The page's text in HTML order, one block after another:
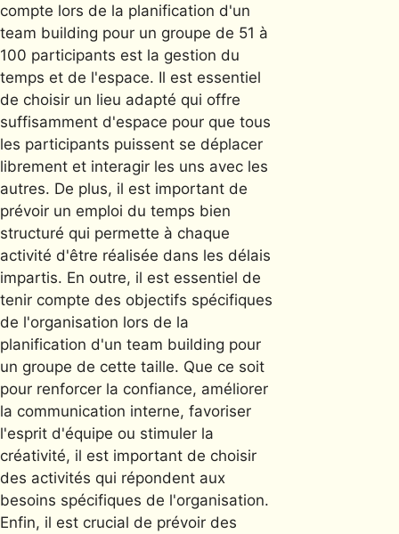
compte lors de la planification d'un
team building pour un groupe de 51 à
100 participants est la gestion du
temps et de l'espace. Il est essentiel
de choisir un lieu adapté qui offre
suffisamment d'espace pour que tous
les participants puissent se déplacer
librement et interagir les uns avec les
autres. De plus, il est important de
prévoir un emploi du temps bien
structuré qui permette à chaque
activité d'être réalisée dans les délais
impartis. En outre, il est essentiel de
tenir compte des objectifs spécifiques
de l'organisation lors de la
planification d'un team building pour
un groupe de cette taille. Que ce soit
pour renforcer la confiance, améliorer
la communication interne, favoriser
l'esprit d'équipe ou stimuler la
créativité, il est important de choisir
des activités qui répondent aux
besoins spécifiques de l'organisation.
Enfin, il est crucial de prévoir des